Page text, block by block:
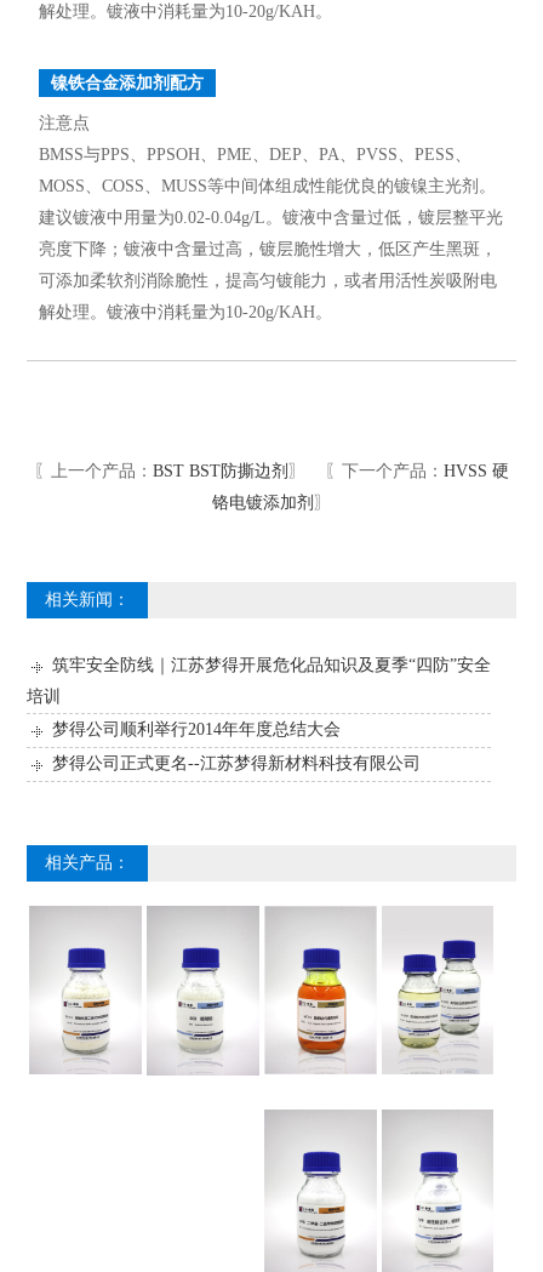
解处理。镀液中消耗量为10-20g/KAH。
镍铁合金添加剂配方
注意点
BMSS与PPS、PPSOH、PME、DEP、PA、PVSS、PESS、
MOSS、COSS、MUSS等中间体组成性能优良的镀镍主光剂。
建议镀液中用量为0.02-0.04g/L。镀液中含量过低，镀层整平光
亮度下降；镀液中含量过高，镀层脆性增大，低区产生黑斑，
可添加柔软剂消除脆性，提高匀镀能力，或者用活性炭吸附电
解处理。镀液中消耗量为10-20g/KAH。
〖上一个产品： BST BST防撕边剂 〗 〖下一个产品： HVSS 硬
铬电镀添加剂 〗
相关新闻：
筑牢安全防线｜江苏梦得开展危化品知识及夏季“四防”安全
培训
梦得公司顺利举行2014年年度总结大会
梦得公司正式更名--江苏梦得新材料科技有限公司
相关产品：